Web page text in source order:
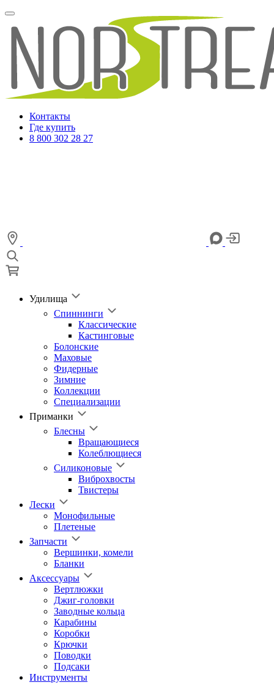
Контакты
Где купить
8 800 302 28 27
Удилища
Спиннинги
Классические
Кастинговые
Болонские
Маховые
Фидерные
Зимние
Коллекции
Специализации
Приманки
Блесны
Вращающиеся
Колеблющиеся
Силиконовые
Виброхвосты
Твистеры
Лески
Монофильные
Плетеные
Запчасти
Вершинки, комели
Бланки
Аксессуары
Вертлюжки
Джиг-головки
Заводные кольца
Карабины
Коробки
Крючки
Поводки
Подсаки
Инструменты